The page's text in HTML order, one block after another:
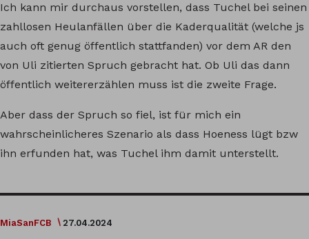
Ich kann mir durchaus vorstellen, dass Tuchel bei seinen
zahllosen Heulanfällen über die Kaderqualität (welche js
auch oft genug öffentlich stattfanden) vor dem AR den
von Uli zitierten Spruch gebracht hat. Ob Uli das dann
öffentlich weitererzählen muss ist die zweite Frage.
Aber dass der Spruch so fiel, ist für mich ein
wahrscheinlicheres Szenario als dass Hoeness lügt bzw
ihn erfunden hat, was Tuchel ihm damit unterstellt.
MiaSanFCB 27.04.2024